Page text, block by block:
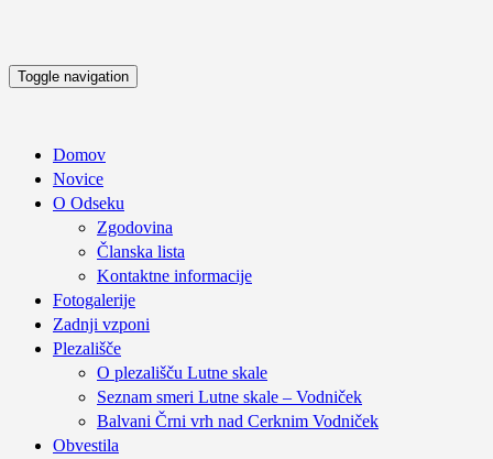
Toggle navigation
Domov
Novice
O Odseku
Zgodovina
Članska lista
Kontaktne informacije
Fotogalerije
Zadnji vzponi
Plezališče
O plezališču Lutne skale
Seznam smeri Lutne skale – Vodniček
Balvani Črni vrh nad Cerknim Vodniček
Obvestila